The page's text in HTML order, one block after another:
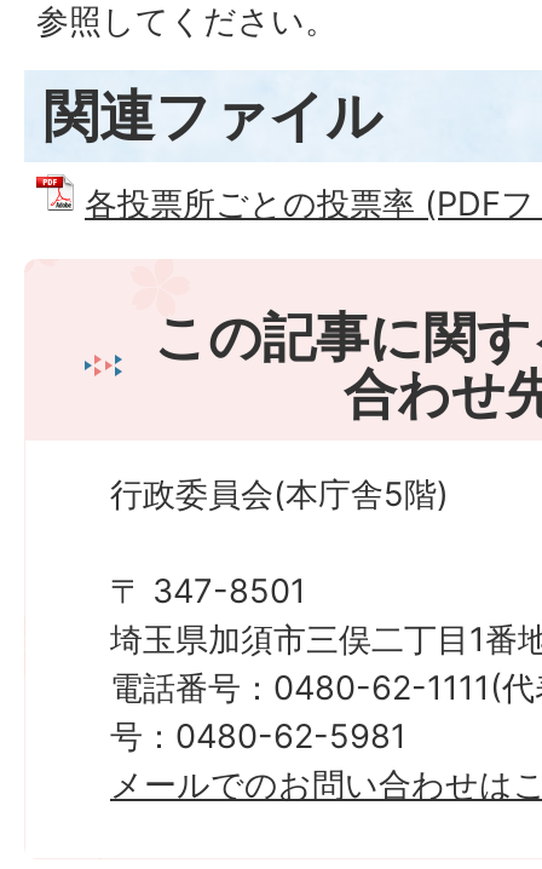
参照してください。
関連ファイル
各投票所ごとの投票率 (PDF
この記事に関
合わせ
行政委員会(本庁舎5階)
〒 347-8501
埼玉県加須市三俣二丁目1番
電話番号：0480-62-1111(
号：0480-62-5981
メールでのお問い合わせは